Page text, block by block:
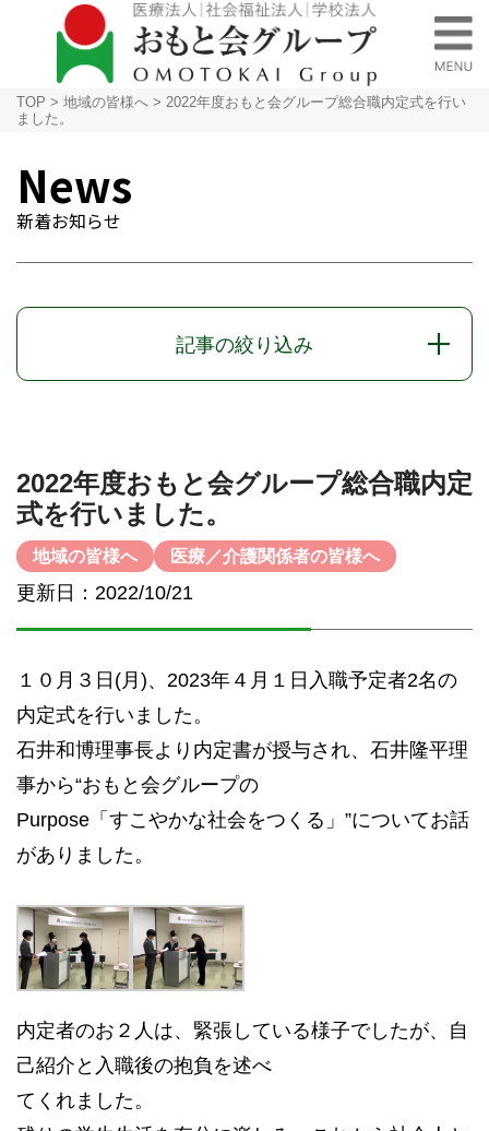
TOP > 地域の皆様へ > 2022年度おもと会グループ総合職内定式を行い
ました。
News
新着お知らせ
記事の絞り込み
2022年度おもと会グループ総合職内定
式を行いました。
地域の皆様へ 医療／介護関係者の皆様へ
更新日：2022/10/21
１０月３日(月)、2023年４月１日入職予定者2名の
内定式を行いました。
石井和博理事長より内定書が授与され、石井隆平理
事から“おもと会グループの
Purpose「すこやかな社会をつくる」”についてお話
がありました。
内定者のお２人は、緊張している様子でしたが、自
己紹介と入職後の抱負を述べ
てくれました。